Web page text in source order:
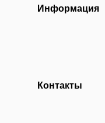
Информация
Контакты